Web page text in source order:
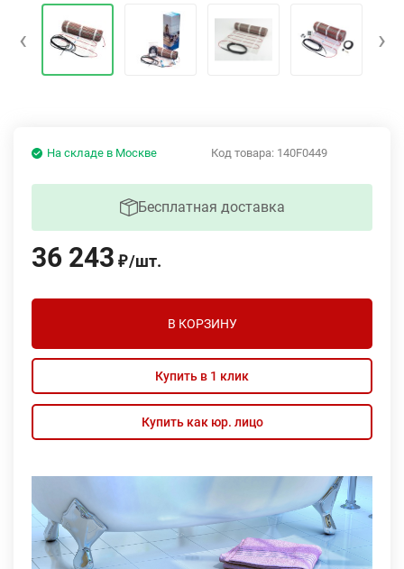
‹ ›
Код товара: 140F0449
На складе в Москве
Бесплатная доставка
36 243 ₽/шт.
В КОРЗИНУ
Купить в 1 клик
Купить как юр. лицо